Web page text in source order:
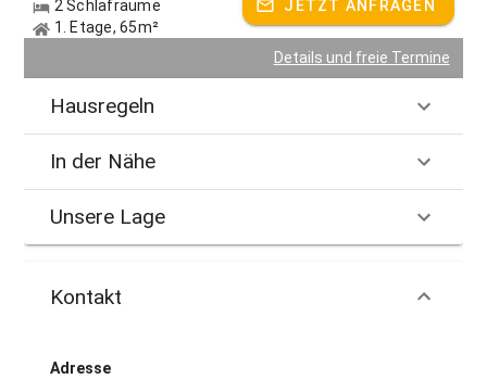
günstiger Skikurs möglich,
kostenloser Rodelverleih
zentraler Ausgangspunkt für attraktive Touristenziele
Preis auf Anfrage, abhängig von Saisonzeiten und
Hausprospekt!
Gastgeber spricht:
2 Schlafräume
1. Etage, 65m²
JETZT ANFRAGEN
Details und freie Termine
Hausregeln
In der Nähe
Unsere Lage
Kontakt
Adresse